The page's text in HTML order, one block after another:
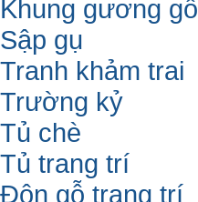
Khung gương gỗ
Sập gụ
Tranh khảm trai
Trường kỷ
Tủ chè
Tủ trang trí
Đôn gỗ trang trí